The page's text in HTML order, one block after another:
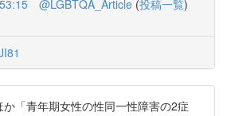
@LGBTQA_Article (投稿一覧)
か「青年期女性の性同一性障害の2症